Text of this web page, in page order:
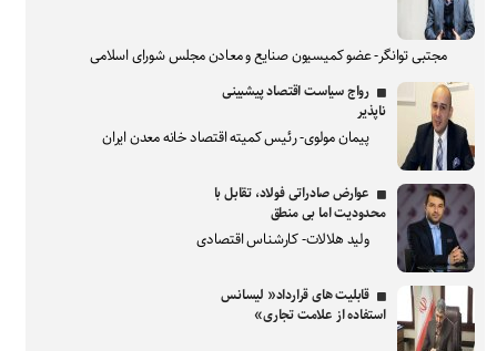
مجتبی توانگر- عضو کمیسیون صنایع و معادن مجلس شورای اسلامی
رواج سیاست اقتصاد پیشبینی
ناپذیر
پیمان مولوی- رئیس کمیته اقتصاد خانه معدن ایران
عوارض صادراتی فولاد، تقابل با
محدودیت اما بی منطق
ولید هلالات- کارشناس اقتصادی
قابلیت های قرارداد« لیسانس
استفاده از علامت تجاری»